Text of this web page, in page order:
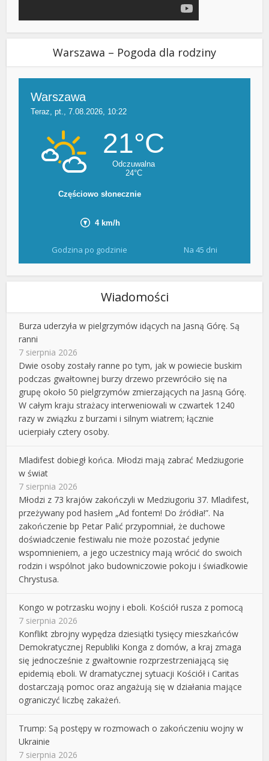
Warszawa – Pogoda dla rodziny
Godzina po godzinie Na 45 dni
Wiadomości
Burza uderzyła w pielgrzymów idących na Jasną Górę. Są
ranni
7 sierpnia 2026
Dwie osoby zostały ranne po tym, jak w powiecie buskim
podczas gwałtownej burzy drzewo przewróciło się na
grupę około 50 pielgrzymów zmierzających na Jasną Górę.
W całym kraju strażacy interweniowali w czwartek 1240
razy w związku z burzami i silnym wiatrem; łącznie
ucierpiały cztery osoby.
Mladifest dobiegł końca. Młodzi mają zabrać Medziugorie
w świat
7 sierpnia 2026
Młodzi z 73 krajów zakończyli w Medziugoriu 37. Mladifest,
przeżywany pod hasłem „Ad fontem! Do źródła!”. Na
zakończenie bp Petar Palić przypomniał, że duchowe
doświadczenie festiwalu nie może pozostać jedynie
wspomnieniem, a jego uczestnicy mają wrócić do swoich
rodzin i wspólnot jako budowniczowie pokoju i świadkowie
Chrystusa.
Kongo w potrzasku wojny i eboli. Kościół rusza z pomocą
7 sierpnia 2026
Konflikt zbrojny wypędza dziesiątki tysięcy mieszkańców
Demokratycznej Republiki Konga z domów, a kraj zmaga
się jednocześnie z gwałtownie rozprzestrzeniającą się
epidemią eboli. W dramatycznej sytuacji Kościół i Caritas
dostarczają pomoc oraz angażują się w działania mające
ograniczyć liczbę zakażeń.
Trump: Są postępy w rozmowach o zakończeniu wojny w
Ukrainie
7 sierpnia 2026